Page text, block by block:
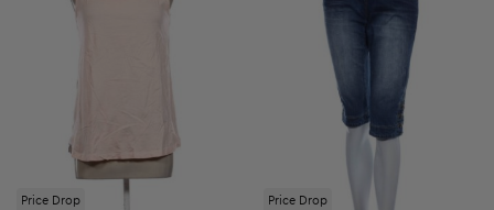
Price Drop Price Drop